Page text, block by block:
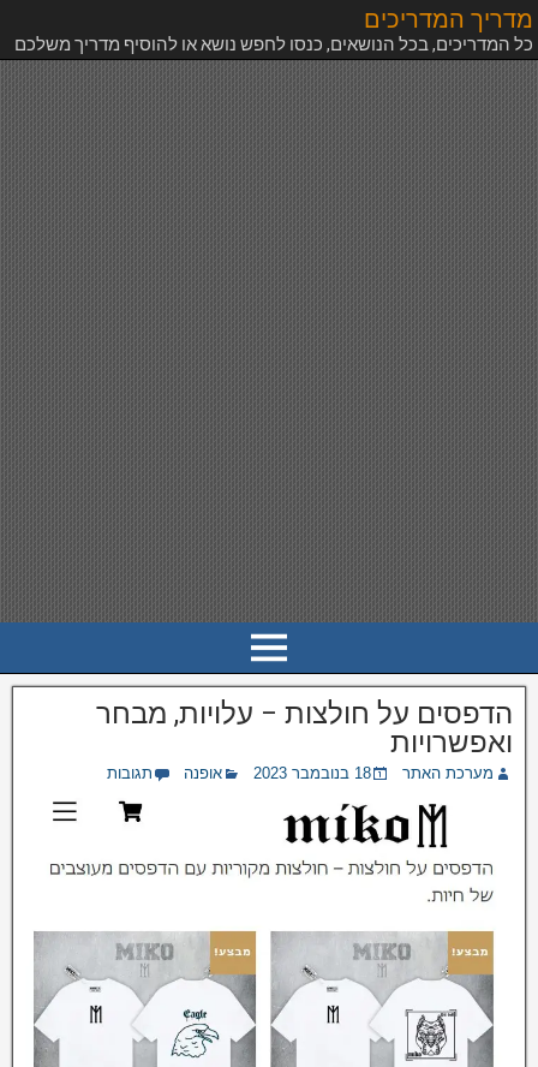
מדריך המדריכים
כל המדריכים, בכל הנושאים, כנסו לחפש נושא או להוסיף מדריך משלכם
הדפסים על חולצות – עלויות, מבחר
ואפשרויות
מערכת האתר 18 בנובמבר 2023 אופנה תגובות